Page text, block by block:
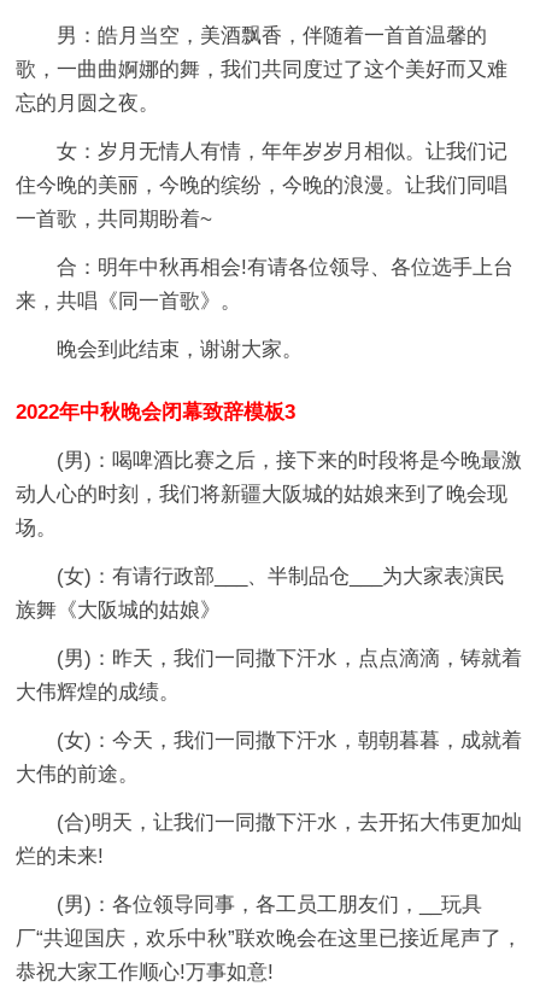
男：皓月当空，美酒飘香，伴随着一首首温馨的
歌，一曲曲婀娜的舞，我们共同度过了这个美好而又难
忘的月圆之夜。
女：岁月无情人有情，年年岁岁月相似。让我们记
住今晚的美丽，今晚的缤纷，今晚的浪漫。让我们同唱
一首歌，共同期盼着~
合：明年中秋再相会!有请各位领导、各位选手上台
来，共唱《同一首歌》。
晚会到此结束，谢谢大家。
2022年中秋晚会闭幕致辞模板3
(男)：喝啤酒比赛之后，接下来的时段将是今晚最激
动人心的时刻，我们将新疆大阪城的姑娘来到了晚会现
场。
(女)：有请行政部___、半制品仓___为大家表演民
族舞《大阪城的姑娘》
(男)：昨天，我们一同撒下汗水，点点滴滴，铸就着
大伟辉煌的成绩。
(女)：今天，我们一同撒下汗水，朝朝暮暮，成就着
大伟的前途。
(合)明天，让我们一同撒下汗水，去开拓大伟更加灿
烂的未来!
(男)：各位领导同事，各工员工朋友们，__玩具
厂“共迎国庆，欢乐中秋”联欢晚会在这里已接近尾声了，
恭祝大家工作顺心!万事如意!